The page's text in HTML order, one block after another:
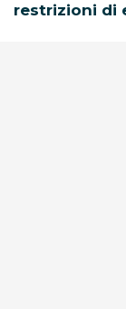
restrizioni di